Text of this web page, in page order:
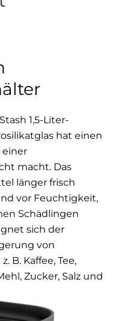
1,5-Liter-
hat einen
einer
macht. Das
länger frisch
vor Feuchtigkeit,
Schädlingen
sich der
von
B. Kaffee, Tee,
Zucker, Salz und